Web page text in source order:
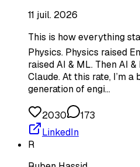
11 juil. 2026
This is how everything
Physics. Physics raised
raised AI & ML. Then AI
Claude. At this rate, I’m
generation of engi…
2030
173
LinkedIn
R